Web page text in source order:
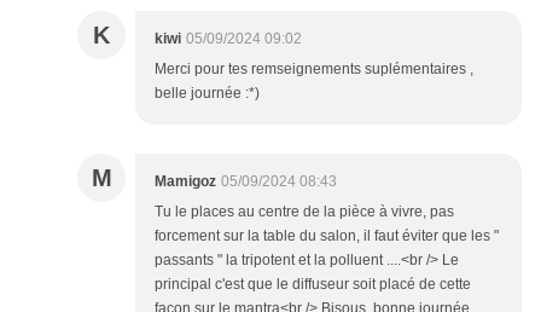
K kiwi 05/09/2024 09:02
Merci pour tes remseignements suplémentaires ,
belle journée :*)
M Mamigoz 05/09/2024 08:43
Tu le places au centre de la pièce à vivre, pas
forcement sur la table du salon, il faut éviter que les "
passants " la tripotent et la polluent ....<br /> Le
principal c'est que le diffuseur soit placé de cette
façon sur le mantra<br /> Bisous, bonne journée